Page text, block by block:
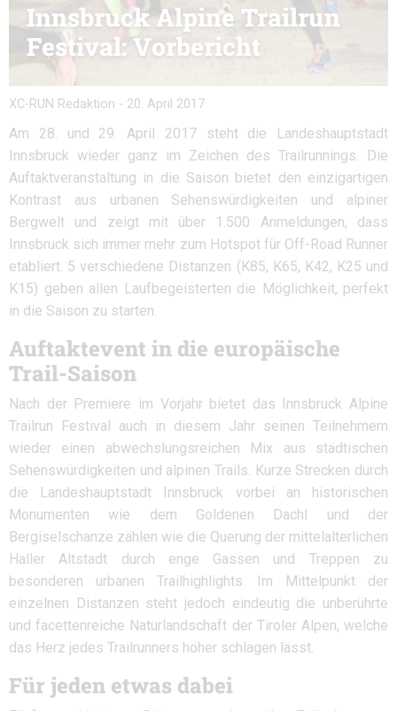
Innsbruck Alpine Trailrun
Festival: Vorbericht
XC-RUN Redaktion - 20. April 2017
Am 28. und 29. April 2017 steht die Landeshauptstadt
Innsbruck wieder ganz im Zeichen des Trailrunnings. Die
Auftaktveranstaltung in die Saison bietet den einzigartigen
Kontrast aus urbanen Sehenswürdigkeiten und alpiner
Bergwelt und zeigt mit über 1.500 Anmeldungen, dass
Innsbruck sich immer mehr zum Hotspot für Off-Road Runner
etabliert. 5 verschiedene Distanzen (K85, K65, K42, K25 und
K15) geben allen Laufbegeisterten die Möglichkeit, perfekt
in die Saison zu starten.
Auftaktevent in die europäische
Trail-Saison
Nach der Premiere im Vorjahr bietet das Innsbruck Alpine
Trailrun Festival auch in diesem Jahr seinen Teilnehmern
wieder einen abwechslungsreichen Mix aus städtischen
Sehenswürdigkeiten und alpinen Trails. Kurze Strecken durch
die Landeshauptstadt Innsbruck vorbei an historischen
Monumenten wie dem Goldenen Dachl und der
Bergiselschanze zählen wie die Querung der mittelalterlichen
Haller Altstadt durch enge Gassen und Treppen zu
besonderen urbanen Trailhighlights. Im Mittelpunkt der
einzelnen Distanzen steht jedoch eindeutig die unberührte
und facettenreiche Naturlandschaft der Tiroler Alpen, welche
das Herz jedes Trailrunners höher schlagen lässt.
Für jeden etwas dabei